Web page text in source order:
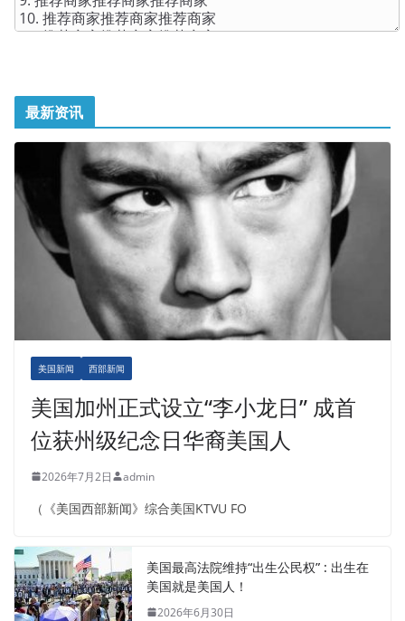
最新资讯
美国新闻 西部新闻
美国加州正式设立“李小龙日” 成首
位获州级纪念日华裔美国人
2026年7月2日 admin
（《美国西部新闻》综合美国KTVU FO
美国最高法院维持“出生公民权” : 出生在
美国就是美国人！
2026年6月30日